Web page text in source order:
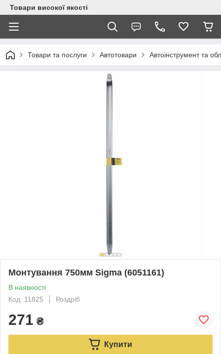
Товари високої якості
Товари та послуги Автотовари Автоінструмент та
Монтування 750мм Sigma (6051161)
В наявності
Код: 11825
Роздріб
271 ₴
Купити